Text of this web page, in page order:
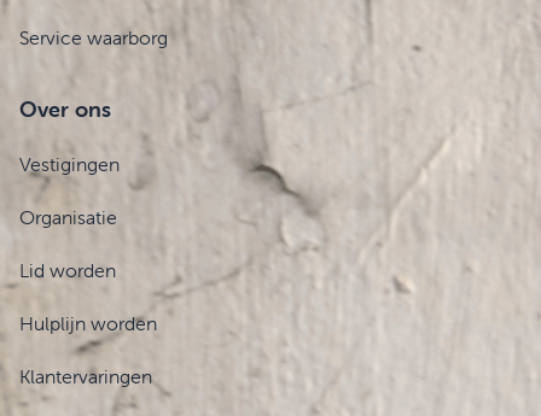
Service waarborg
Over ons
Vestigingen
Organisatie
Lid worden
Hulplijn worden
Klantervaringen